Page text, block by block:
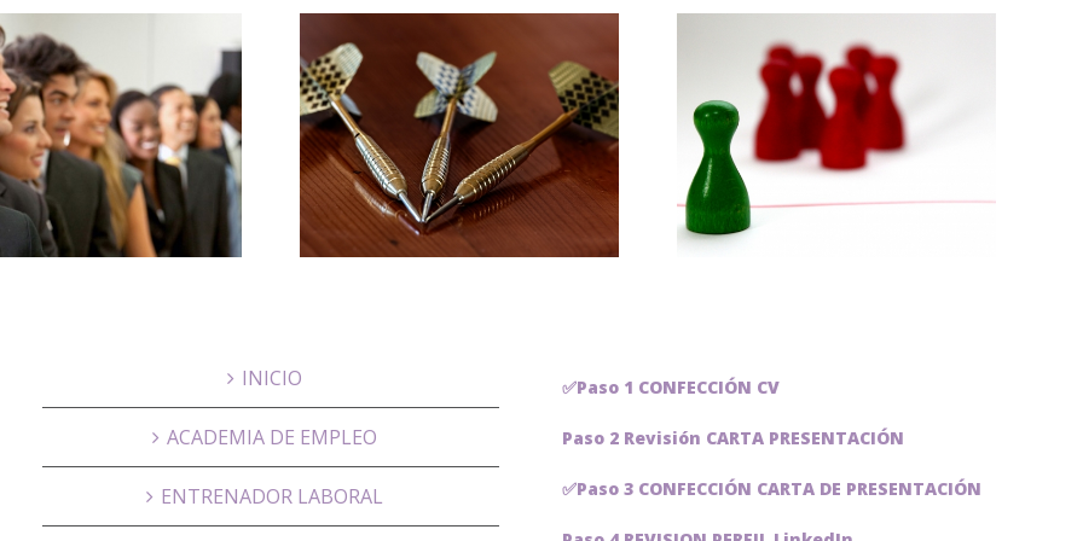
Paso 4-
Planificar tu
objetivo con un
plan de acción
para buscar
Canal de
DIFERENCIACIÓN
y ESTRATEGIAS
DE ACCIÓN
INICIO
ACADEMIA DE EMPLEO
ENTRENADOR LABORAL
✅Paso 1 CONFECCIÓN CV
Paso 2 Revisión CARTA PRESENTACIÓN
✅Paso 3 CONFECCIÓN CARTA DE PRESENTACIÓN